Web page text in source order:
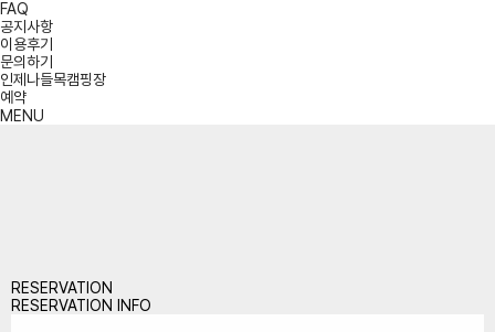
FAQ
공지사항
이용후기
문의하기
인제나들목캠핑장
예약
MENU
RESERVATION
RESERVATION INFO